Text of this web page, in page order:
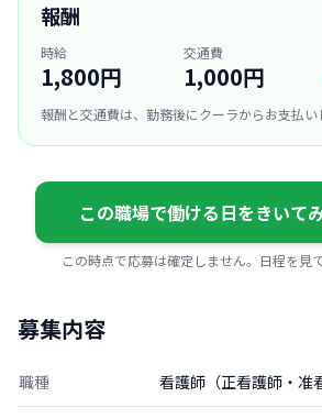
報酬
時給
1,800円
交通費
1,000円
報酬と交通費は、勤務後にクーラからお支払い
この職場で働ける日をきいて
この時点で応募は確定しません。日程を見
募集内容
職種 看護師（正看護師・准